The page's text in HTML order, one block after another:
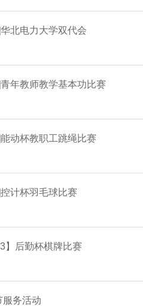
北电力大学双代会
年教师教学基本功比赛
动杯教职工跳绳比赛
计杯羽毛球比赛
】后勤杯棋牌比赛
服务活动